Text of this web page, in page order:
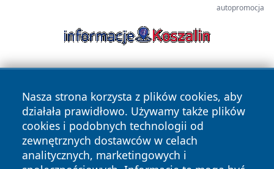
autopromocja
Nasza strona korzysta z plików cookies, aby
działała prawidłowo. Używamy także plików
cookies i podobnych technologii od
zewnętrznych dostawców w celach
analitycznych, marketingowych i
Copyright © 2026 leszczynski24.pl Wszystkie prawa
zastrzeżone.